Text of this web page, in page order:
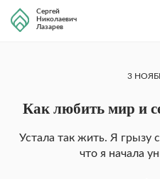
Сергей
Николаевич
Лазарев
3
Как любить мир и
Устала так жить. Я грызу
что я начала